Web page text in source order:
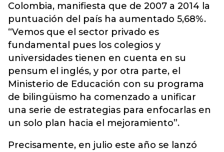
Colombia, manifiesta que de 2007 a 2014 la
puntuación del país ha aumentado 5,68%.
“Vemos que el sector privado es
fundamental pues los colegios y
universidades tienen en cuenta en su
pensum el inglés, y por otra parte, el
Ministerio de Educación con su programa
de bilingüismo ha comenzado a unificar
una serie de estrategias para enfocarlas en
un solo plan hacia el mejoramiento”.
Precisamente, en julio este año se lanzó